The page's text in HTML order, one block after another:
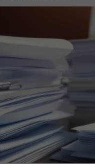
den
Fachwirt AdA